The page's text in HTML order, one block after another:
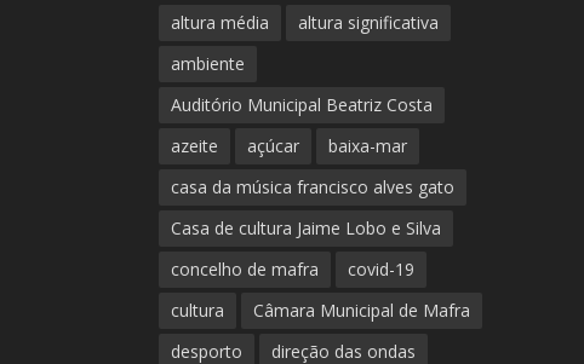
altura média
altura significativa
ambiente
Auditório Municipal Beatriz Costa
azeite
açúcar
baixa-mar
casa da música francisco alves gato
Casa de cultura Jaime Lobo e Silva
concelho de mafra
covid-19
cultura
Câmara Municipal de Mafra
desporto
direção das ondas